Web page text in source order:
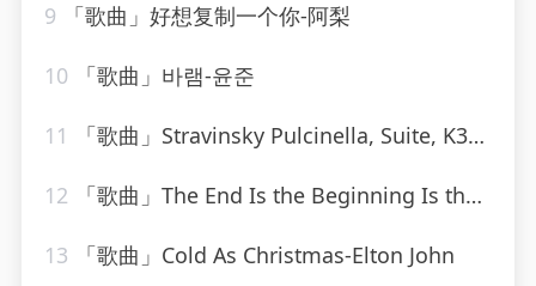
9 「歌曲」好想复制一个你-阿梨
10 「歌曲」바램-윤준
11 「歌曲」Stravinsky Pulcinella, Suite, K34 III. Scherzino – Allegro – Andantino
12 「歌曲」The End Is the Beginning Is the End-Graham Blvd
13 「歌曲」Cold As Christmas-Elton John